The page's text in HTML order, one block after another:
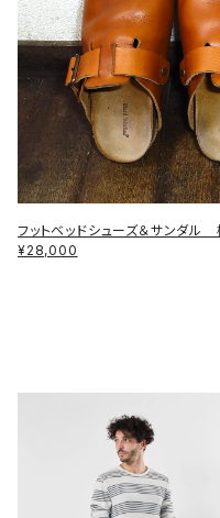
フットベッドシューズ＆サンダル
¥28,000